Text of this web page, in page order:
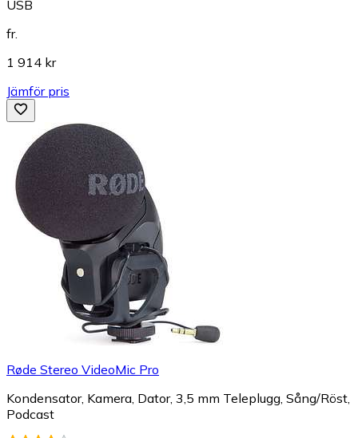
USB
fr.
1 914 kr
Jämför pris
Røde Stereo VideoMic Pro
Kondensator, Kamera, Dator, 3,5 mm Teleplugg, Sång/Röst,
Podcast